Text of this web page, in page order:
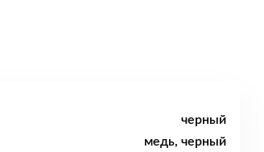
черный
медь, черный